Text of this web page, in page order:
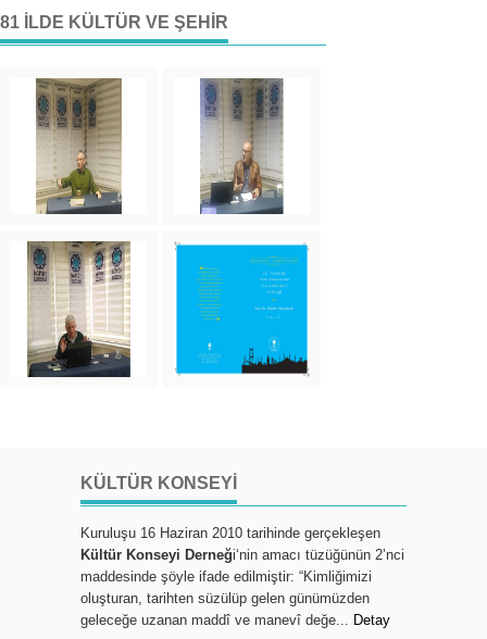
81 İLDE KÜLTÜR VE ŞEHIR
KÜLTÜR KONSEYI
Kuruluşu 16 Haziran 2010 tarihinde gerçekleşen
Kültür Konseyi Derneği‘nin amacı tüzüğünün 2’nci
maddesinde şöyle ifade edilmiştir: “Kimliğimizi
oluşturan, tarihten süzülüp gelen günümüzden
geleceğe uzanan maddî ve manevî değe... Detay